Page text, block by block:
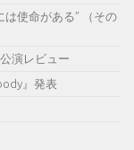
は使命がある” （その
演レビュー
』発表